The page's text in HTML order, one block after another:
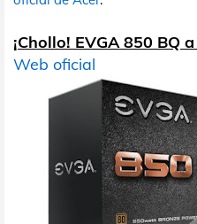
¡Chollo! EVGA 850 BQ
Web oficial